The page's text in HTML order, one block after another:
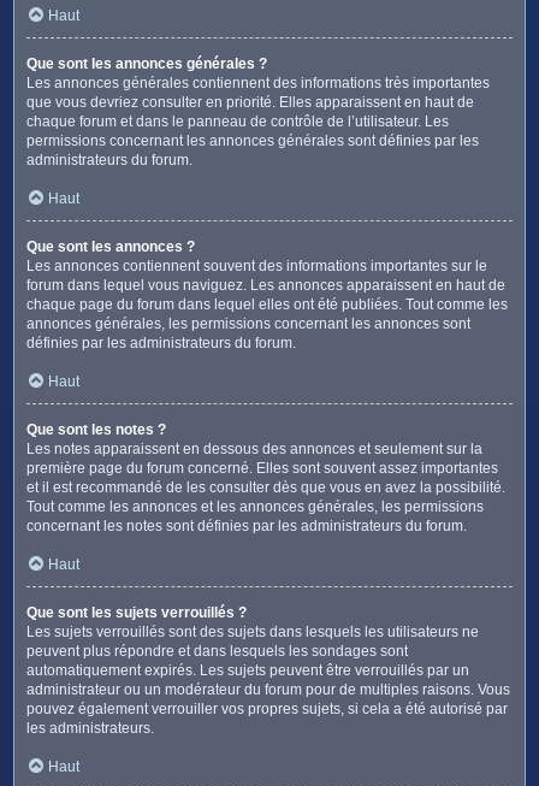
Haut
Que sont les annonces générales ?
Les annonces générales contiennent des informations très importantes
que vous devriez consulter en priorité. Elles apparaissent en haut de
chaque forum et dans le panneau de contrôle de l’utilisateur. Les
permissions concernant les annonces générales sont définies par les
administrateurs du forum.
Haut
Que sont les annonces ?
Les annonces contiennent souvent des informations importantes sur le
forum dans lequel vous naviguez. Les annonces apparaissent en haut de
chaque page du forum dans lequel elles ont été publiées. Tout comme les
annonces générales, les permissions concernant les annonces sont
définies par les administrateurs du forum.
Haut
Que sont les notes ?
Les notes apparaissent en dessous des annonces et seulement sur la
première page du forum concerné. Elles sont souvent assez importantes
et il est recommandé de les consulter dès que vous en avez la possibilité.
Tout comme les annonces et les annonces générales, les permissions
concernant les notes sont définies par les administrateurs du forum.
Haut
Que sont les sujets verrouillés ?
Les sujets verrouillés sont des sujets dans lesquels les utilisateurs ne
peuvent plus répondre et dans lesquels les sondages sont
automatiquement expirés. Les sujets peuvent être verrouillés par un
administrateur ou un modérateur du forum pour de multiples raisons. Vous
pouvez également verrouiller vos propres sujets, si cela a été autorisé par
les administrateurs.
Haut